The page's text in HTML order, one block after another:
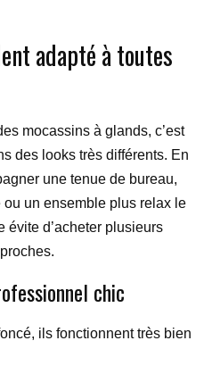
adapté à toutes
mocassins à glands, c’est
des looks très différents. En
une tenue de bureau,
un ensemble plus relax le
évite d’acheter plusieurs
chic
ils fonctionnent très bien